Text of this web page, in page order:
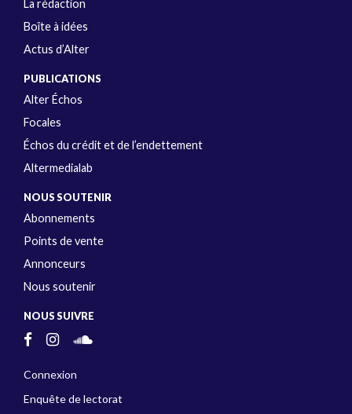
La rédaction
Boîte à idées
Actus d’Alter
PUBLICATIONS
Alter Échos
Focales
Échos du crédit et de l’endettement
Altermedialab
NOUS SOUTENIR
Abonnements
Points de vente
Annonceurs
Nous soutenir
NOUS SUIVRE
Connexion
Enquête de lectorat